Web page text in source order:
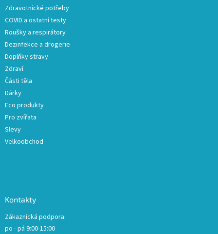
Zdravotnické potřeby
COVID a ostatní testy
Roušky a respirátory
Dezinfekce a drogerie
Doplňky stravy
Zdraví
Části těla
Dárky
Eco produkty
Pro zvířata
Slevy
Velkoobchod
Kontakty
Zákaznická podpora:
po - pá 9:00-15:00